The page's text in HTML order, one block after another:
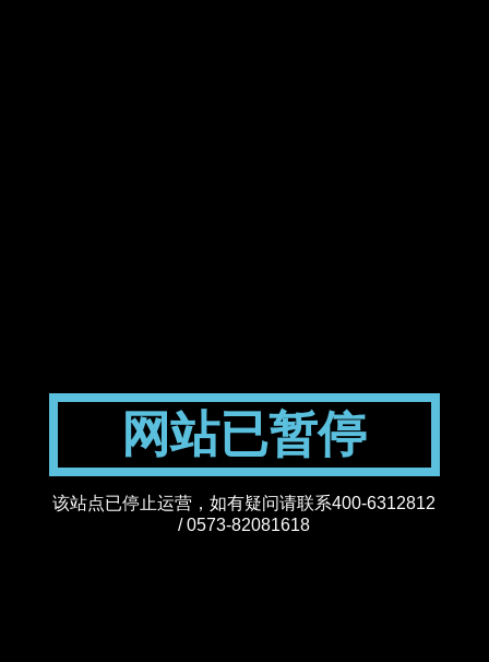
网站已暂停
该站点已停止运营，如有疑问请联系400-6312812
/ 0573-82081618